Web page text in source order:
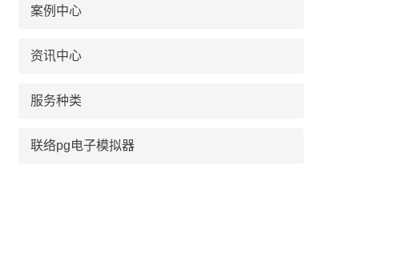
案例中心
资讯中心
服务种类
联络pg电子模拟器